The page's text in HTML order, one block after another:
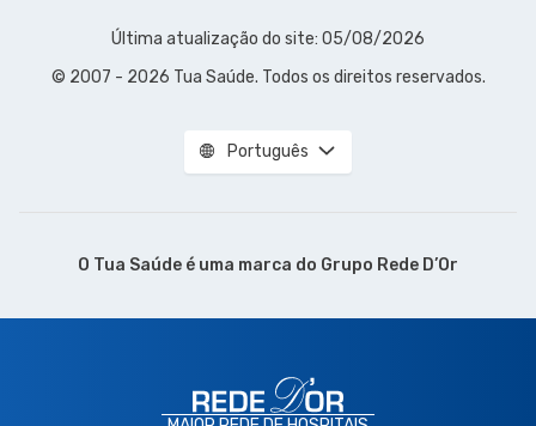
Última atualização do site: 05/08/2026
© 2007 - 2026 Tua Saúde. Todos os direitos reservados.
Português
O Tua Saúde é uma marca do Grupo Rede D’Or